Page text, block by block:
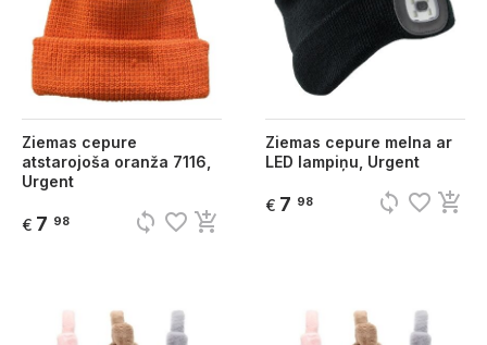
Ziemas cepure
atstarojoša oranža 7116,
Urgent
€ 7 98 sync favorite_border add_shopping_cart
Ziemas cepure melna ar
LED lampiņu, Urgent
€ 7 98 sync favorite_border add_shopping_cart